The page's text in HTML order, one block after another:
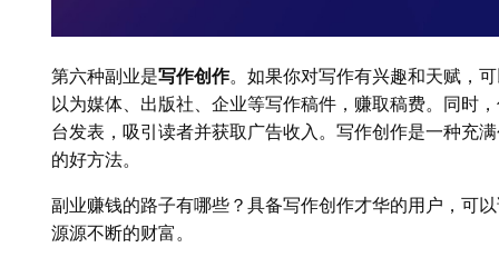
第六种副业是写作创作。如果你对写作有兴趣和天赋，
以为媒体、出版社、企业等写作稿件，赚取稿费。同时
台发表，吸引读者并获取广告收入。写作创作是一种充
的好方法。
副业赚钱的路子有哪些？具备写作创作才华的用户，可
源源不断的财富。